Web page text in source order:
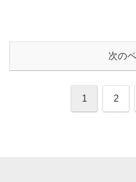
次の
1 2